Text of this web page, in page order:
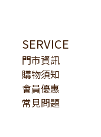
SERVICE
門市資訊
購物須知
會員優惠
常見問題